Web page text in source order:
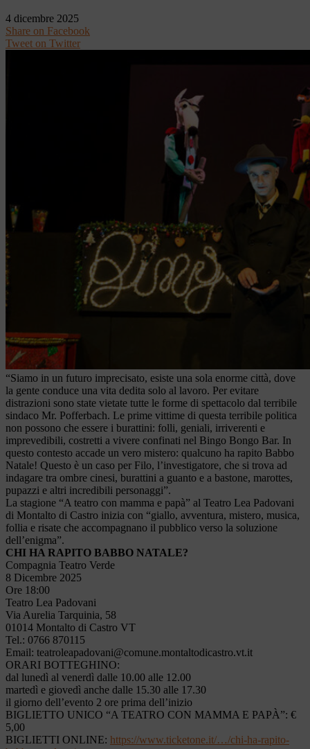
4 dicembre 2025
Share on Facebook
Tweet on Twitter
“Siamo in un futuro imprecisato, esiste una sola enorme città, dove
la gente conduce una vita dedita solo al lavoro. Per evitare
distrazioni sono state vietate tutte le forme di spettacolo dal terribile
sindaco Mr. Pofferbach. Le prime vittime di questa terribile politica
non possono che essere i burattini: folli, geniali, irriverenti e
imprevedibili, costretti a vivere confinati nel Bingo Bongo Bar. In
questo contesto accade un vero mistero: qualcuno ha rapito Babbo
Natale! Questo è un caso per Filo, l’investigatore, che si trova ad
indagare tra ombre cinesi, burattini a guanto e a bastone, marottes,
pupazzi e altri incredibili personaggi”.
La stagione “A teatro con mamma e papà” al Teatro Lea Padovani
di Montalto di Castro inizia con “giallo, avventura, mistero, musica,
follia e risate che accompagnano il pubblico verso la soluzione
dell’enigma”.
CHI HA RAPITO BABBO NATALE?
Compagnia Teatro Verde
8 Dicembre 2025
Ore 18:00
Teatro Lea Padovani
Via Aurelia Tarquinia, 58
01014 Montalto di Castro VT
Tel.: 0766 870115
Email: teatroleapadovani@comune.montaltodicastro.vt.it
ORARI BOTTEGHINO:
dal lunedì al venerdì dalle 10.00 alle 12.00
martedì e giovedì anche dalle 15.30 alle 17.30
il giorno dell’evento 2 ore prima dell’inizio
BIGLIETTO UNICO “A TEATRO CON MAMMA E PAPÀ”: €
5,00
BIGLIETTI ONLINE: https://www.ticketone.it/…/chi-ha-rapito-